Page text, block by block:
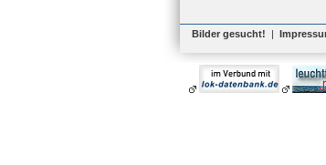
Bilder gesucht! |